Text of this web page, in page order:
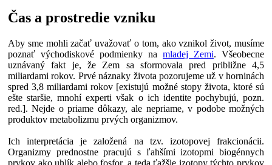
Čas a prostredie vzniku
Aby sme mohli začať uvažovať o tom, ako vznikol život, musíme
poznať východiskové podmienky na mladej Zemi. Všeobecne
uznávaný fakt je, že Zem sa sformovala pred približne 4,5
miliardami rokov. Prvé náznaky života pozorujeme už v horninách
spred 3,8 miliardami rokov [existujú možné stopy života, ktoré sú
ešte staršie, mnohí experti však o ich identite pochybujú, pozn.
red.]. Nejde o priame dôkazy, ale nepriame, v podobe možných
produktov metabolizmu prvých organizmov.
Ich interpretácia je založená na tzv. izotopovej frakcionácii.
Organizmy prednostne pracujú s ľahšími izotopmi biogénnych
prvkov ako uhlík alebo fosfor, a teda ťažšie izotopy týchto prvkov